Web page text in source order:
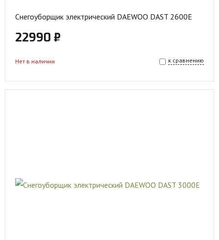
Снегоуборщик электрический DAEWOO DAST 2600E
22990 ₽
к сравнению
Нет в наличии